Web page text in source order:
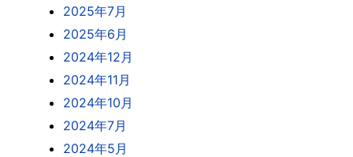
2025年7月
2025年6月
2024年12月
2024年11月
2024年10月
2024年7月
2024年5月